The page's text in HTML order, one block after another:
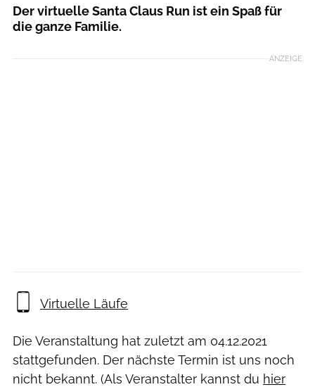
Der virtuelle Santa Claus Run ist ein Spaß für
die ganze Familie.
ANZEIGE
Virtuelle Läufe
Die Veranstaltung hat zuletzt am 04.12.2021
stattgefunden. Der nächste Termin ist uns noch
nicht bekannt. (Als Veranstalter kannst du hier